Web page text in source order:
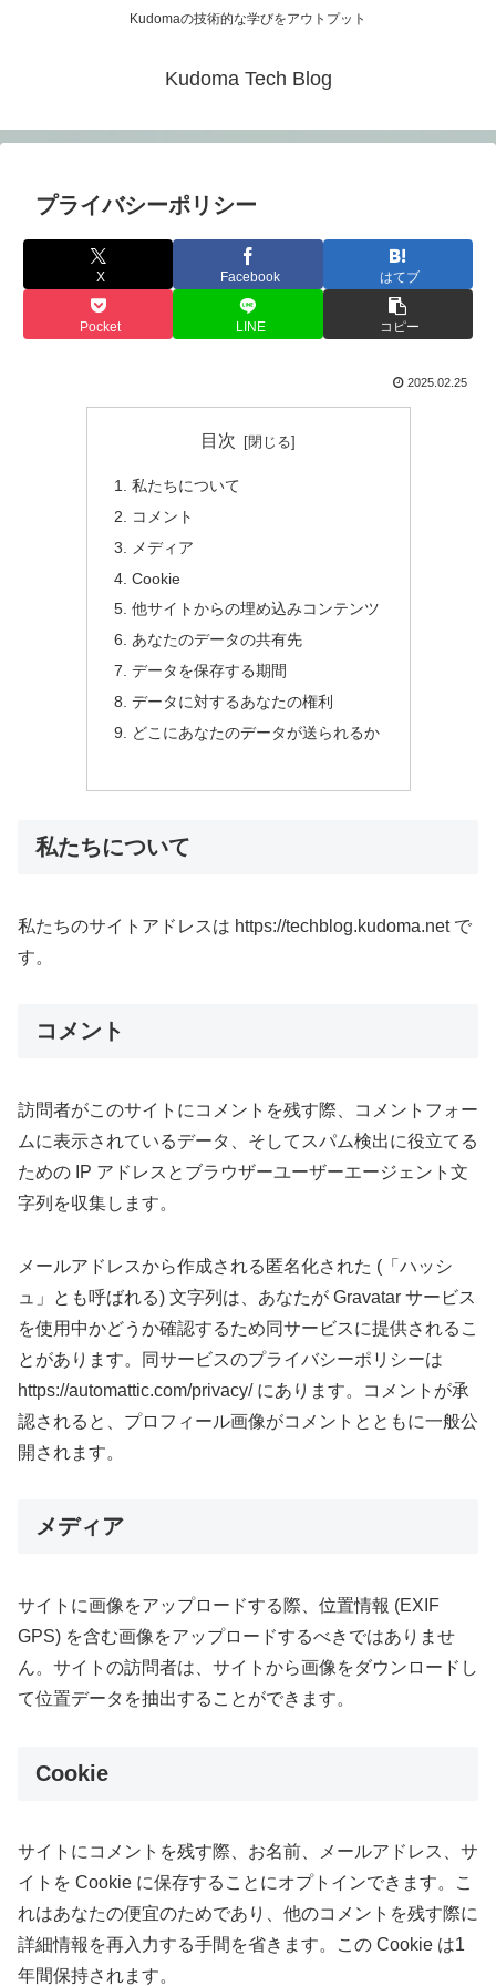
Kudomaの技術的な学びをアウトプット
Kudoma Tech Blog
プライバシーポリシー
X Facebook はてブ
Pocket LINE コピー
2025.02.25
目次
私たちについて
コメント
メディア
Cookie
他サイトからの埋め込みコンテンツ
あなたのデータの共有先
データを保存する期間
データに対するあなたの権利
どこにあなたのデータが送られるか
私たちについて
私たちのサイトアドレスは https://techblog.kudoma.net で
す。
コメント
訪問者がこのサイトにコメントを残す際、コメントフォー
ムに表示されているデータ、そしてスパム検出に役立てる
ための IP アドレスとブラウザーユーザーエージェント文
字列を収集します。
メールアドレスから作成される匿名化された (「ハッシ
ュ」とも呼ばれる) 文字列は、あなたが Gravatar サービス
を使用中かどうか確認するため同サービスに提供されるこ
とがあります。同サービスのプライバシーポリシーは
https://automattic.com/privacy/ にあります。コメントが承
認されると、プロフィール画像がコメントとともに一般公
開されます。
メディア
サイトに画像をアップロードする際、位置情報 (EXIF
GPS) を含む画像をアップロードするべきではありませ
ん。サイトの訪問者は、サイトから画像をダウンロードし
て位置データを抽出することができます。
Cookie
サイトにコメントを残す際、お名前、メールアドレス、サ
イトを Cookie に保存することにオプトインできます。こ
れはあなたの便宜のためであり、他のコメントを残す際に
詳細情報を再入力する手間を省きます。この Cookie は1
年間保持されます。